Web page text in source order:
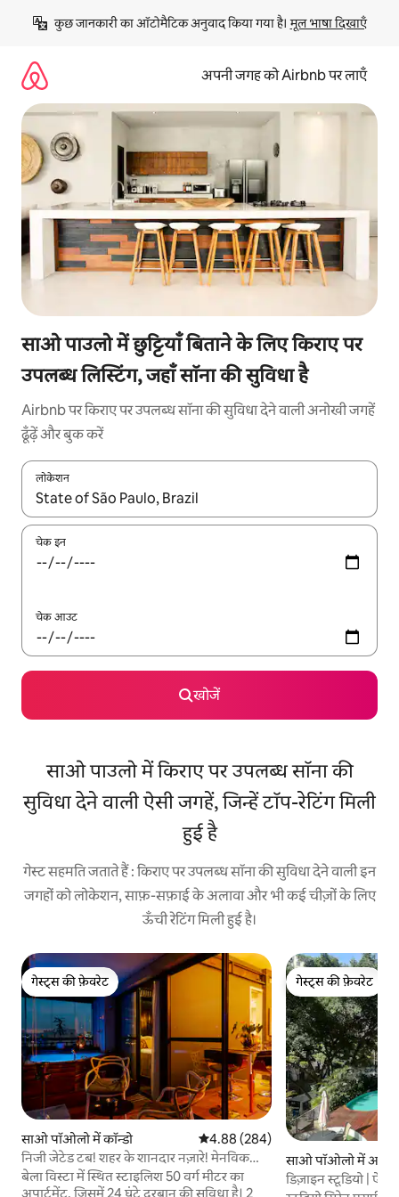
छोड़कर
कॉन्टेंट
कुछ जानकारी का ऑटोमैटिक अनुवाद किया गया है। मूल भाषा दिखाएँ
अपनी जगह को Airbnb पर लाएँ
साओ पाउलो में छुट्टियाँ बिताने के लिए किराए पर
उपलब्ध लिस्टिंग, जहाँ सॉना की सुविधा है
Airbnb पर किराए पर उपलब्ध सॉना की सुविधा देने वाली अनोखी जगहें
ढूँढ़ें और बुक करें
लोकेशन
नतीजों के उपलब्ध होने पर, अप और डाउन 'ऐरो की' का इस्तेमाल करके नेविगेट
चेक इन
चेक आउट
खोजें
साओ पाउलो में किराए पर उपलब्ध सॉना की
सुविधा देने वाली ऐसी जगहें, जिन्हें टॉप-रेटिंग मिली
हुई है
गेस्ट सहमति जताते हैं : किराए पर उपलब्ध सॉना की सुविधा देने वाली इन
जगहों को लोकेशन, साफ़-सफ़ाई के अलावा और भी कई चीज़ों के लिए
ऊँची रेटिंग मिली हुई है।
गेस्ट्स की फ़ेवरेट
गेस्ट्स की फ़ेवरेट
साओ पॉओलो में कॉन्डो औसत रेटिंग 5 में से 4.88, 284 समीक्षाएँ
4.88 (284)
निजी जेटेड टब! शहर के शानदार नज़ारे! मेनविक
होम्स
बेला विस्टा में स्थित स्टाइलिश 50 वर्ग मीटर का
अपार्टमेंट, जिसमें 24 घंटे दरबान की सुविधा है। 2
गेस्ट्स की फ़ेवरेट
गेस्ट्स की फ़ेवरेट
साओ पॉओलो में
डिज़ाइन स्टूडियो |